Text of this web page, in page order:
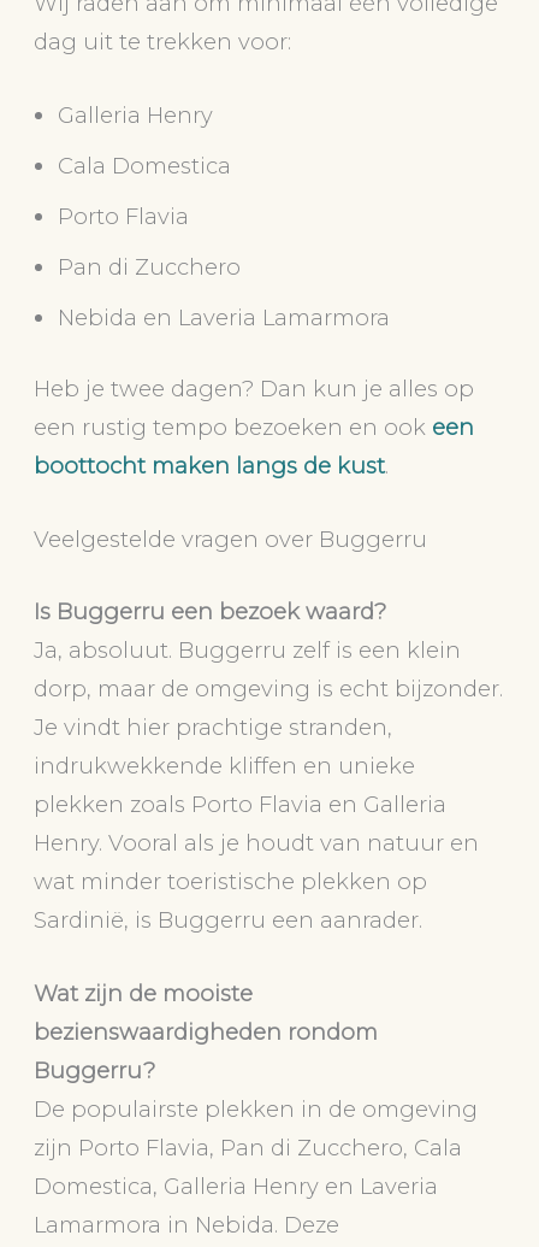
dag uit te trekken voor:
Galleria Henry
Cala Domestica
Porto Flavia
Pan di Zucchero
Nebida en Laveria Lamarmora
Heb je twee dagen? Dan kun je alles op
een rustig tempo bezoeken en ook een
boottocht maken langs de kust.
Veelgestelde vragen over Buggerru
Is Buggerru een bezoek waard?
Ja, absoluut. Buggerru zelf is een klein
dorp, maar de omgeving is echt bijzonder.
Je vindt hier prachtige stranden,
indrukwekkende kliffen en unieke
plekken zoals Porto Flavia en Galleria
Henry. Vooral als je houdt van natuur en
wat minder toeristische plekken op
Sardinië, is Buggerru een aanrader.
Wat zijn de mooiste
bezienswaardigheden rondom
Buggerru?
De populairste plekken in de omgeving
zijn Porto Flavia, Pan di Zucchero, Cala
Domestica, Galleria Henry en Laveria
Lamarmora in Nebida. Deze